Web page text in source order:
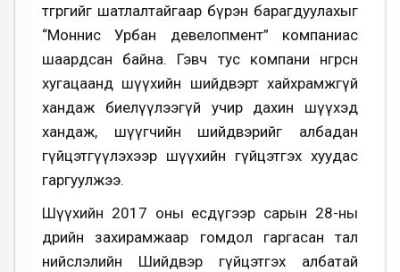
төгрөгийг шатлалтайгаар бүрэн барагдуулахыг
“Моннис Урбан девелопмент” компаниас
шаардсан байна. Гэвч тус компани өнгөрсөн
хугацаанд шүүхийн шийдвэрт хайхрамжгүй
хандаж биелүүлээгүй учир дахин шүүхэд
хандаж, шүүгчийн шийдвэрийг албадан
гүйцэтгүүлэхээр шүүхийн гүйцэтгэх хуудас
гаргуулжээ.
Шүүхийн 2017 оны есдүгээр сарын 28-ны
өдрийн захирамжаар гомдол гаргасан тал
нийслэлийн Шийдвэр гүйцэтгэх албатай